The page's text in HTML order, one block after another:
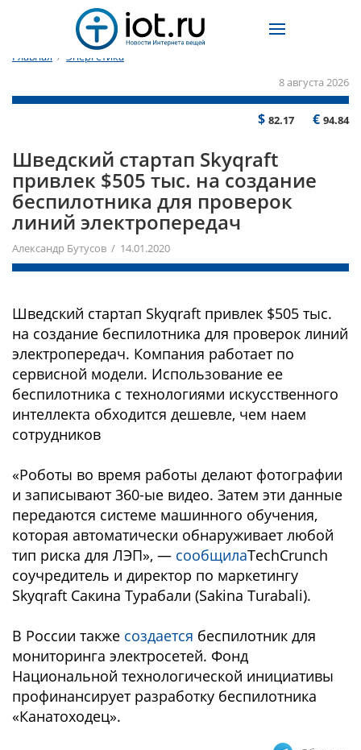
Главная / Энергетика
8 августа 2026
$ 82.17 € 94.84
Шведский стартап Skyqraft
привлек $505 тыс. на создание
беспилотника для проверок
линий электропередач
Александр Бутусов / 14.01.2020
Шведский стартап Skyqraft привлек $505 тыс.
на создание беспилотника для проверок линий
электропередач. Компания работает по
сервисной модели. Использование ее
беспилотника с технологиями искусственного
интеллекта обходится дешевле, чем наем
сотрудников
«Роботы во время работы делают фотографии
и записывают 360-ые видео. Затем эти данные
передаются системе машинного обучения,
которая автоматически обнаруживает любой
тип риска для ЛЭП», — сообщилаTechCrunch
соучредитель и директор по маркетингу
Skyqraft Сакина Турабали (Sakina Turabali).
В России также создается беспилотник для
мониторинга электросетей. Фонд
Национальной технологической инициативы
профинансирует разработку беспилотника
«Канатоходец».